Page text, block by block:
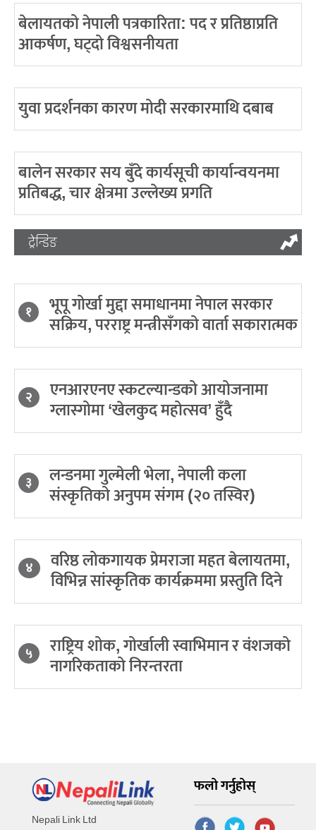
बेलायतको नेपाली पत्रकारिता: पद र प्रतिष्ठाप्रति
आकर्षण, घट्दो विश्वसनीयता
युवा प्रदर्शनका कारण मोदी सरकारमाथि दबाब
बालेन सरकार सय बुँदे कार्यसूची कार्यान्वयनमा
प्रतिबद्ध, चार क्षेत्रमा उल्लेख्य प्रगति
ट्रेन्डिङ
१ भूपू गोर्खा मुद्दा समाधानमा नेपाल सरकार
सक्रिय, परराष्ट्र मन्त्रीसँगको वार्ता सकारात्मक
२ एनआरएनए स्कटल्यान्डको आयोजनामा
ग्लास्गोमा ‘खेलकुद महोत्सव’ हुँदै
३ लन्डनमा गुल्मेली भेला, नेपाली कला
संस्कृतिको अनुपम संगम (२० तस्विर)
४ वरिष्ठ लोकगायक प्रेमराजा महत बेलायतमा,
विभिन्न सांस्कृतिक कार्यक्रममा प्रस्तुति दिने
५ राष्ट्रिय शोक, गोर्खाली स्वाभिमान र वंशजको
नागरिकताको निरन्तरता
Nepali Link Ltd
फलो गर्नुहोस्